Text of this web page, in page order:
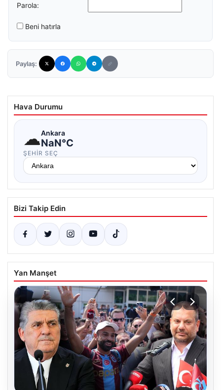
Parola:
Beni hatırla
Paylaş:
Hava Durumu
☁Ankara
NaN°C
ŞEHIR SEÇ
Bizi Takip Edin
Yan Manşet